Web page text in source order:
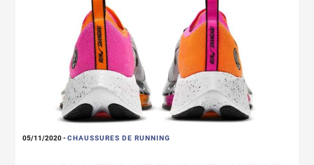
05/11/2020-CHAUSSURES DE RUNNING